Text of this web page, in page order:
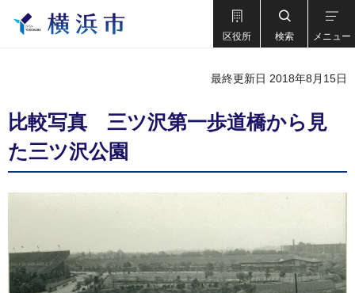
区役所 検索 メニュー
最終更新日 2018年8月15日
比較写真 三ツ沢第一歩道橋から見
た三ツ沢公園